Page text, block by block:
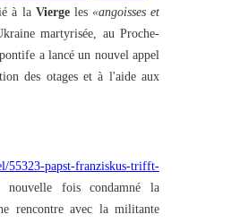
à la Viergeles «angoisses et
martyrisée, au Proche-
a lancé un nouvel appel
des otages et à l'aide aux
55323-papst-franziskus-trifft-
fois condamné la
rencontre avec la militante